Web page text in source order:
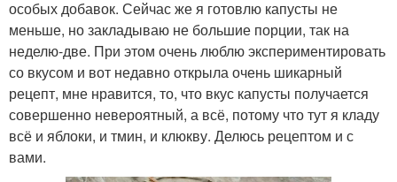
особых добавок. Сейчас же я готовлю капусты не
меньше, но закладываю не большие порции, так на
неделю-две. При этом очень люблю экспериментировать
со вкусом и вот недавно открыла очень шикарный
рецепт, мне нравится, то, что вкус капусты получается
совершенно невероятный, а всё, потому что тут я кладу
всё и яблоки, и тмин, и клюкву. Делюсь рецептом и с
вами.